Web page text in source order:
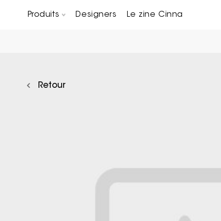
Produits Designers Le zine Cinna
Retour